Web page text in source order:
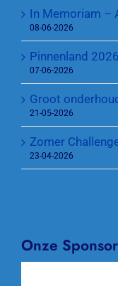
In Memoriam –
08-06-2026
Pinnenland 2026
07-06-2026
Groot
21-05-2026
Zomer
23-04-2026
Onze